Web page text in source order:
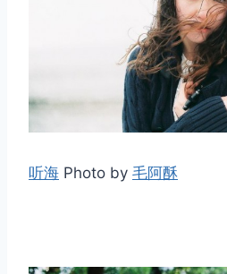
听海 Photo by 毛阿酥